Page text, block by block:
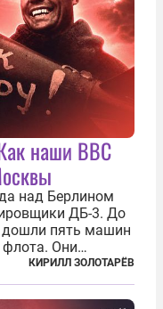
наши ВВС
над Берлином
ДБ-3. До
дошли пять машин
флота. Они
в тот момент
идет где-то
КИРИЛЛ ЗОЛОТАРЁВ